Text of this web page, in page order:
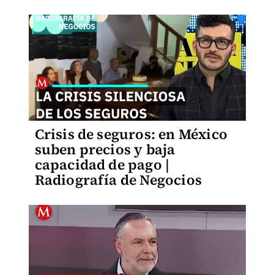
Crisis de seguros: en México
suben precios y baja
capacidad de pago |
Radiografía de Negocios